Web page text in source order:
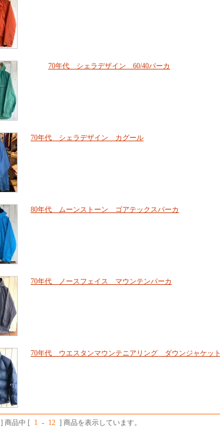
70年代 シェラデザイン 60/40パーカ
70年代 シェラデザイン カグール
80年代 ムーンストーン ゴアテックスパーカ
70年代 ノースフェイス マウンテンパーカ
70年代 ウエスタンマウンテニアリング ダウンジャケット
] 商品中 [ 1 - 12 ] 商品を表示しています。